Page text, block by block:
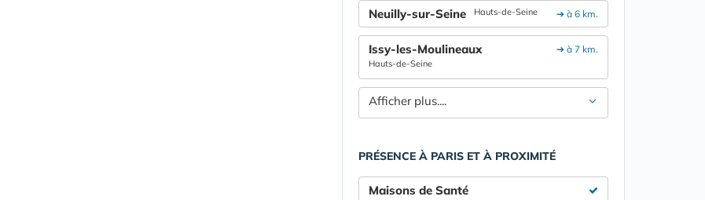
➔ à 6 km.
Neuilly-sur-Seine Hauts-de-Seine
➔ à 7 km.
Issy-les-Moulineaux
Hauts-de-Seine
Afficher plus....
PRÉSENCE À PARIS ET À PROXIMITÉ
Maisons de Santé